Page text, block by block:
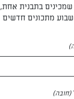
בתבנית אחת,
מתכונים חדשים
(חובה)